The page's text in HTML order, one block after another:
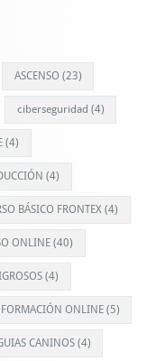
ASCENSO (23)
ciberseguridad (4)
(4)
(4)
BÁSICO FRONTEX (4)
ONLINE (40)
(4)
FORMACIÓN ONLINE(5)
CANINOS(4)